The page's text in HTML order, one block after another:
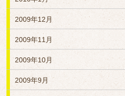
2009年12月
2009年11月
2009年10月
2009年9月